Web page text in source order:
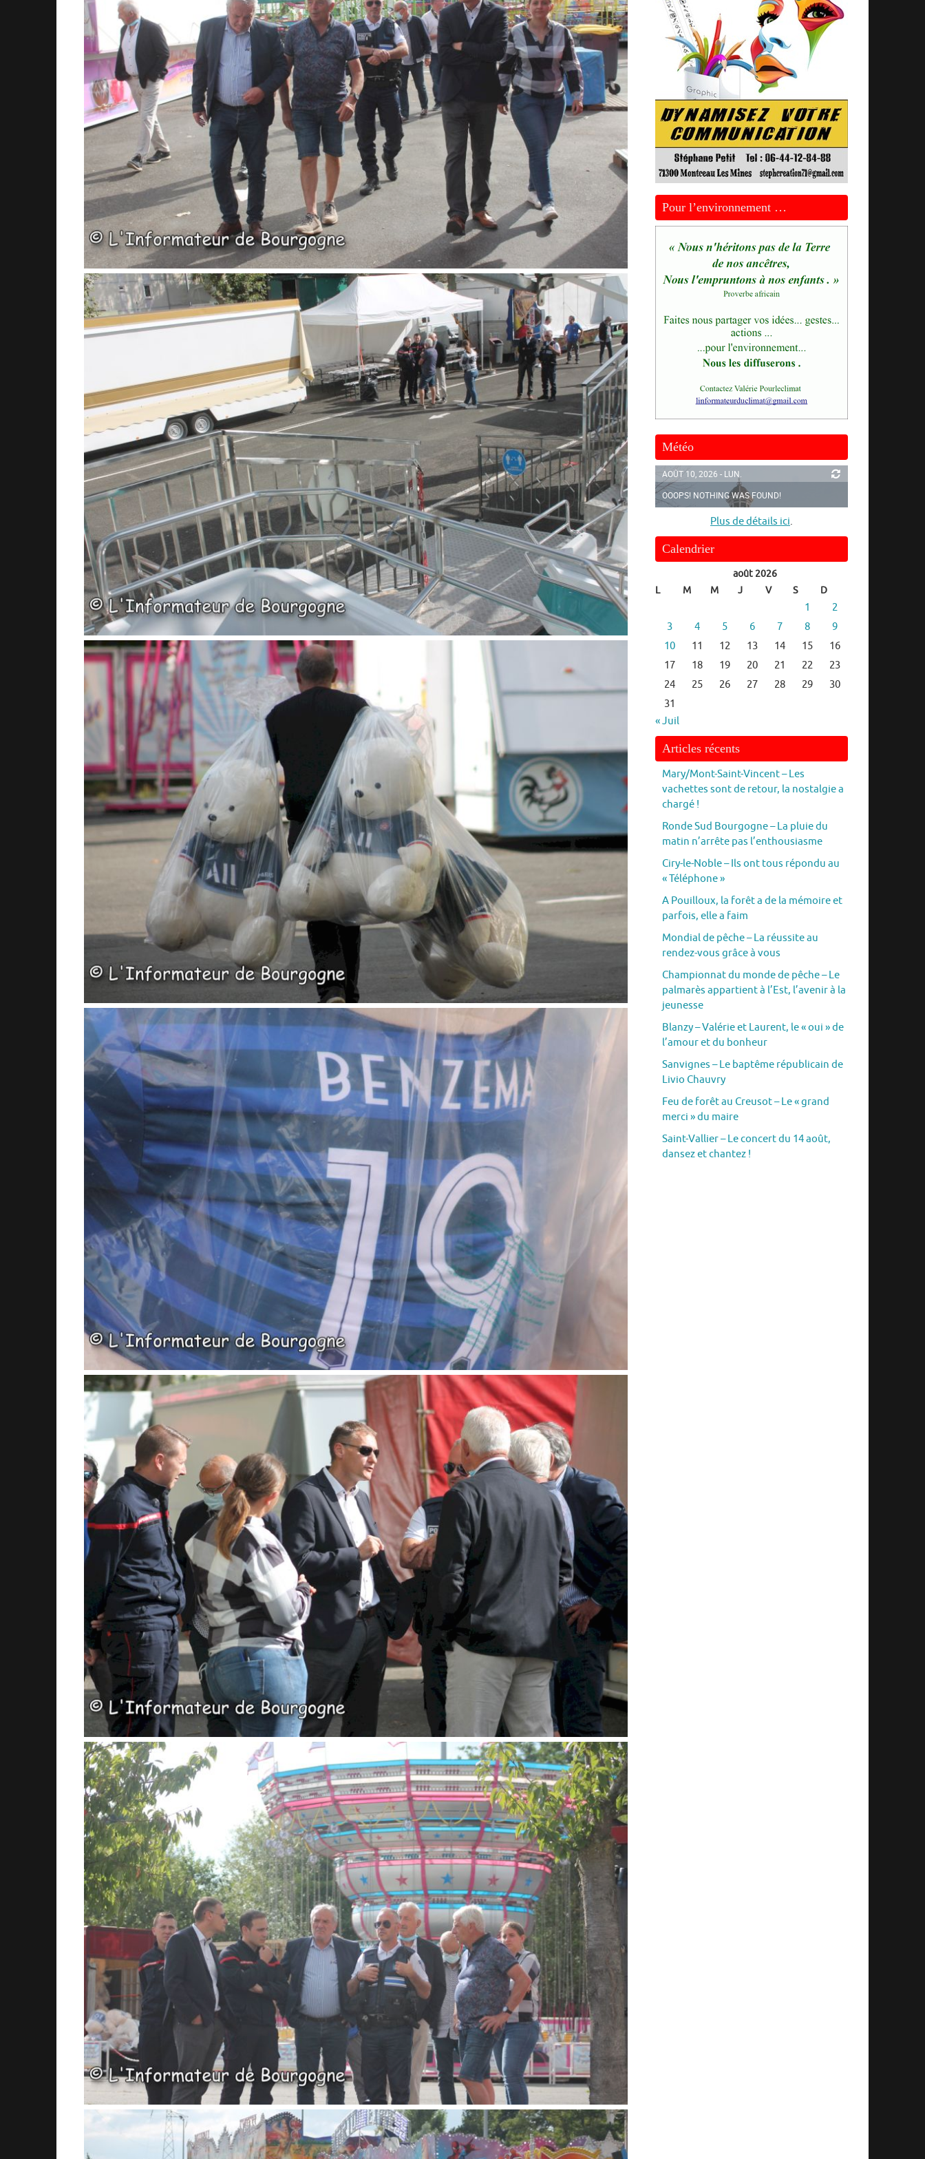
Pour l’environnement …
Météo
AOÛT 10, 2026 - LUN.
OOOPS! NOTHING WAS FOUND!
Plus de détails ici.
Calendrier
août 2026
L
M M J V S D
1
2
3
4 5 6 7 8
9
10
11 12 13 14 15
16
17
18 19 20 21 22
23
24
25 26 27 28 29
30
31
« Juil
Articles récents
Mary/Mont-Saint-Vincent – Les
vachettes sont de retour, la nostalgie a
chargé !
Ronde Sud Bourgogne – La pluie du
matin n’arrête pas l’enthousiasme
Ciry-le-Noble – Ils ont tous répondu au
« Téléphone »
A Pouilloux, la forêt a de la mémoire et
parfois, elle a faim
Mondial de pêche – La réussite au
rendez-vous grâce à vous
Championnat du monde de pêche – Le
palmarès appartient à l’Est, l’avenir à la
jeunesse
Blanzy – Valérie et Laurent, le « oui » de
l’amour et du bonheur
Sanvignes – Le baptême républicain de
Livio Chauvry
Feu de forêt au Creusot – Le « grand
merci » du maire
Saint-Vallier – Le concert du 14 août,
dansez et chantez !